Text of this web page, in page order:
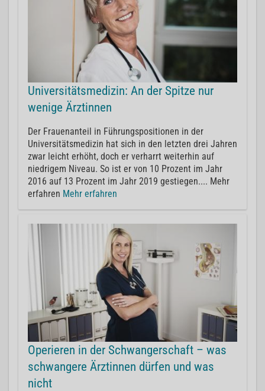
Universitätsmedizin: An der Spitze nur
wenige Ärztinnen
Der Frauenanteil in Führungspositionen in der
Universitätsmedizin hat sich in den letzten drei Jahren
zwar leicht erhöht, doch er verharrt weiterhin auf
niedrigem Niveau. So ist er von 10 Prozent im Jahr
2016 auf 13 Prozent im Jahr 2019 gestiegen.... Mehr
erfahren Mehr erfahren
Operieren in der Schwangerschaft – was
schwangere Ärztinnen dürfen und was
nicht